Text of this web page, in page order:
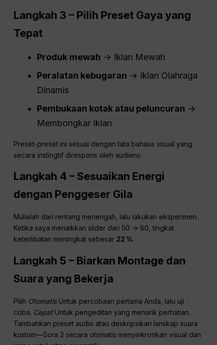
Langkah 3 – Pilih Preset Gaya yang
Tepat
Produk mewah → Iklan Mewah
Peralatan kebugaran → Iklan Olahraga
Dinamis
Pembukaan kotak atau peluncuran →
Membongkar Iklan
Preset-preset ini sesuai dengan tata bahasa visual yang
secara instingtif direspons oleh audiens.
Langkah 4 – Sesuaikan Energi
dengan Penggeser Gila
Mulailah dari rentang menengah, lalu lakukan eksperimen.
Ketika saya menaikkan slider dari 50 → 80, tingkat
keterlibatan meningkat sebesar 22 %.
Langkah 5 – Biarkan Montage dan
Suara yang Bekerja
Pilih OtomatisUntuk percobaan pertama Anda, lalu uji
coba. CepatUntuk pengeditan yang menarik perhatian.
Tambahkan preset audio atau deskripsikan lanskap suara
kustom—Sora 2 secara otomatis menyinkronkan visual dan